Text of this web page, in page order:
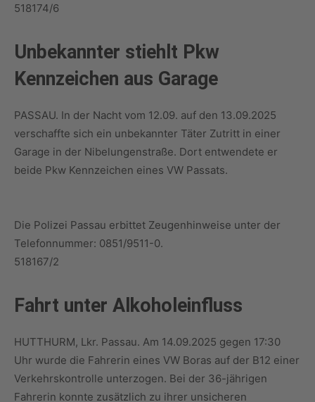
518174/6
Unbekannter stiehlt Pkw
Kennzeichen aus Garage
PASSAU. In der Nacht vom 12.09. auf den 13.09.2025
verschaffte sich ein unbekannter Täter Zutritt in einer
Garage in der Nibelungenstraße. Dort entwendete er
beide Pkw Kennzeichen eines VW Passats.
Die Polizei Passau erbittet Zeugenhinweise unter der
Telefonnummer: 0851/9511-0.
518167/2
Fahrt unter Alkoholeinfluss
HUTTHURM, Lkr. Passau. Am 14.09.2025 gegen 17:30
Uhr wurde die Fahrerin eines VW Boras auf der B12 einer
Verkehrskontrolle unterzogen. Bei der 36-jährigen
Fahrerin konnte zusätzlich zu ihrer unsicheren